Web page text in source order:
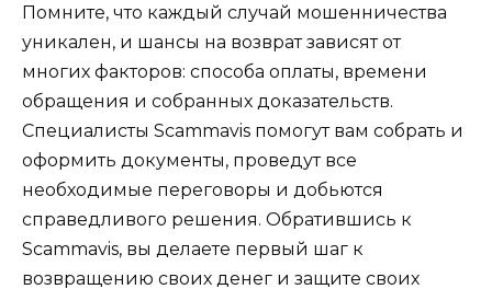
Помните, что каждый случай мошенничества
уникален, и шансы на возврат зависят от
многих факторов: способа оплаты, времени
обращения и собранных доказательств.
Специалисты Scammavis помогут вам собрать и
оформить документы, проведут все
необходимые переговоры и добьются
справедливого решения. Обратившись к
Scammavis, вы делаете первый шаг к
возвращению своих денег и защите своих